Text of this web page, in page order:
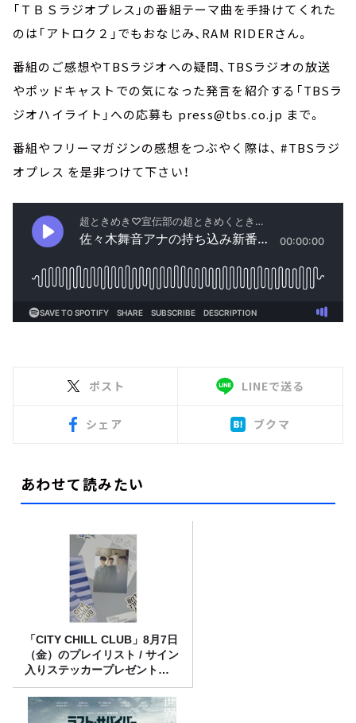
「ＴＢＳラジオプレス」の番組テーマ曲を手掛けてくれた
のは「アトロク２」でもおなじみ、RAM RIDERさん。
番組のご感想やTBSラジオへの疑問、TBSラジオの放送
やポッドキャストでの気になった発言を紹介する「TBSラ
ジオハイライト」への応募も press@tbs.co.jp まで。
番組やフリーマガジンの感想をつぶやく際は、 #TBSラジ
オプレス を是非つけて下さい！
ポスト LINEで送る
シェア ブクマ
あわせて読みたい
「CITY CHILL CLUB」8月7日
（金）のプレイリスト / サイン
入りステッカープレゼント有
り